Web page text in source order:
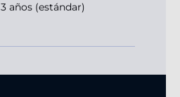
3 años (estándar)